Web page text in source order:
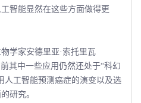
智能显然在这些方面做得更
家安德里亚·索托里瓦
前其中一些应用仍然还处于“科幻
人工智能预测癌症的演变以及选
研究。